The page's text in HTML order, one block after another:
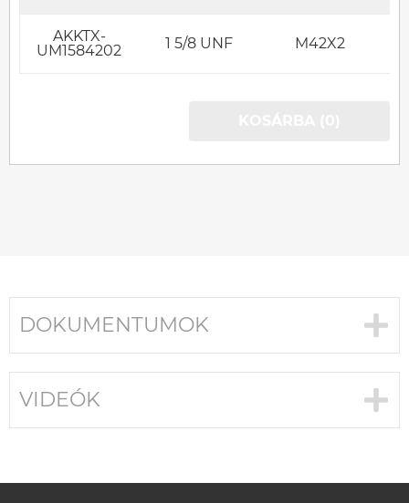
AKKTX-
UM1584202
1 5/8 UNF M42X2
DOKUMENTUMOK
VIDEÓK